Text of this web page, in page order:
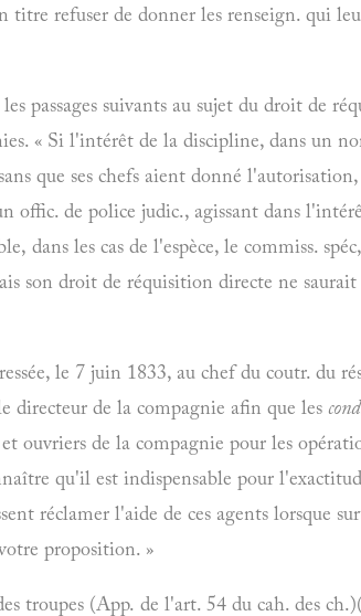
titre refuser de donner les renseign. qui
passages suivants au sujet du droit de
« Si l'intérêt de la discipline, dans un
que ses chefs aient donné
offic. de police judic., agissant dans
dans les cas de l'espèce, le commiss. spéc,
son droit de réquisition directe ne saurait
le 7 juin 1833, au chef du coutr. du
directeur de la compagnie afin que les
ouvriers de la compagnie pour les
qu'il est indispensable pour
réclamer l'aide de ces agents lorsque
proposition. »
troupes (App. de l'art. 54 du cah. des